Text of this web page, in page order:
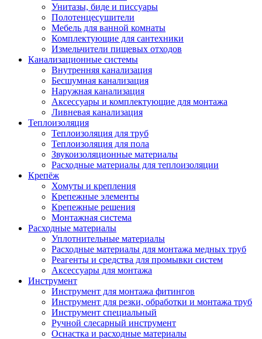
Унитазы, биде и писсуары
Полотенцесушители
Мебель для ванной комнаты
Комплектующие для сантехники
Измельчители пищевых отходов
Канализационные системы
Внутренняя канализация
Бесшумная канализация
Наружная канализация
Аксессуары и комплектующие для монтажа
Ливневая канализация
Теплоизоляция
Теплоизоляция для труб
Теплоизоляция для пола
Звукоизоляционные материалы
Расходные материалы для теплоизоляции
Крепёж
Хомуты и крепления
Крепежные элементы
Крепежные решения
Монтажная система
Расходные материалы
Уплотнительные материалы
Расходные материалы для монтажа медных труб
Реагенты и средства для промывки систем
Аксессуары для монтажа
Инструмент
Инструмент для монтажа фитингов
Инструмент для резки, обработки и монтажа труб
Инструмент специальный
Ручной слесарный инструмент
Оснастка и расходные материалы